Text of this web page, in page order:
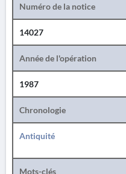
Numéro de la notice
14027
Année de l'opération
1987
Chronologie
Antiquité
Mots-clés